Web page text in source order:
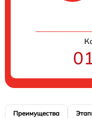
Преимущества